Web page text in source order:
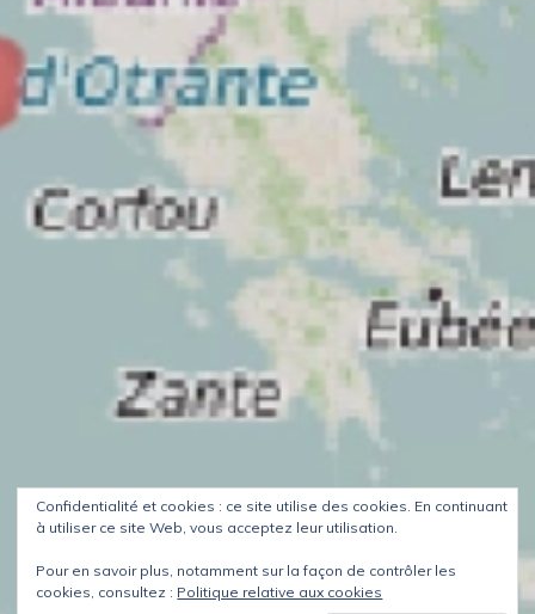
Confidentialité et cookies : ce site utilise des cookies. En continuant
à utiliser ce site Web, vous acceptez leur utilisation.
Pour en savoir plus, notamment sur la façon de contrôler les
cookies, consultez : Politique relative aux cookies